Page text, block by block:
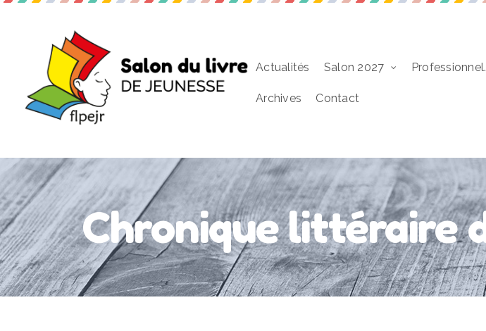
Actualités Salon 2027
Archives Contact
Chronique littéraire